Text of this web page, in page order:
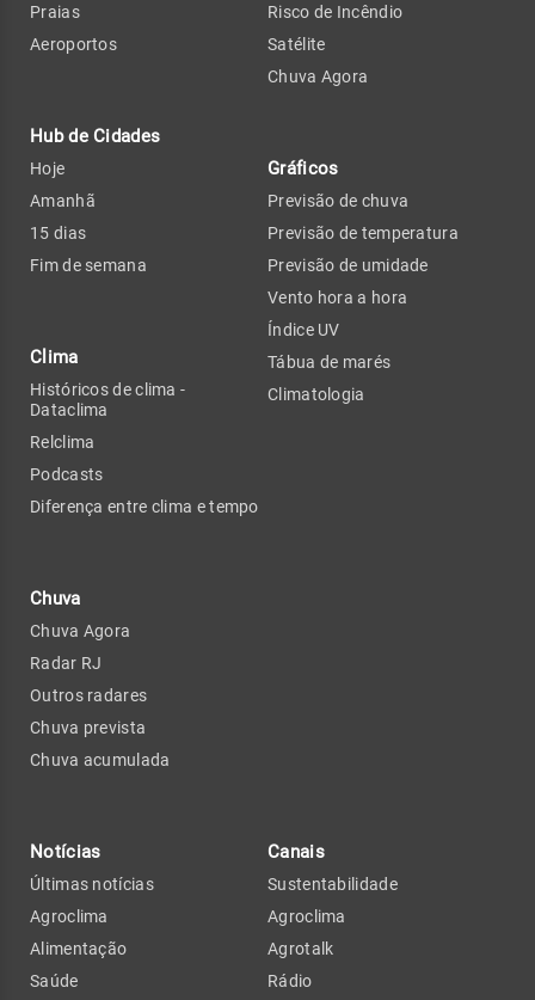
Praias
Aeroportos
Hub de Cidades
Hoje
Amanhã
15 dias
Fim de semana
Clima
Históricos de clima -
Dataclima
Relclima
Podcasts
Diferença entre clima e tempo
Chuva
Chuva Agora
Radar RJ
Outros radares
Chuva prevista
Chuva acumulada
Risco de Incêndio
Satélite
Chuva Agora
Gráficos
Previsão de chuva
Previsão de temperatura
Previsão de umidade
Vento hora a hora
Índice UV
Tábua de marés
Climatologia
Notícias
Últimas notícias
Agroclima
Alimentação
Saúde
Canais
Sustentabilidade
Agroclima
Agrotalk
Rádio